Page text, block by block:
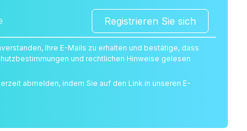
Registrieren Sie sich
Ihre E-Mails zu erhalten und bestätige, dass
und rechtlichen Hinweise gelesen
abmelden, indem Sie auf den Link in unseren E-